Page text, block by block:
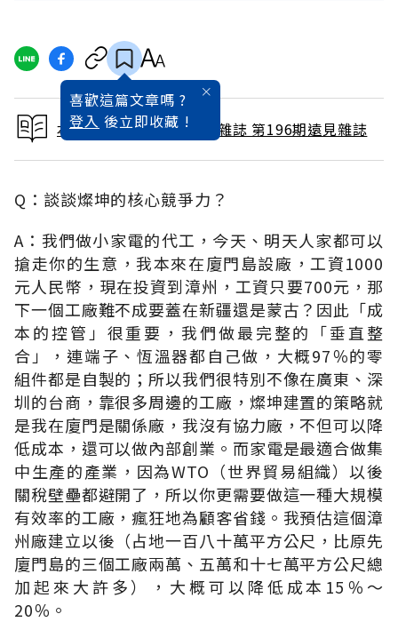
喜歡這篇文章嗎 ?
登入 後立即收藏 !
本文出自 2002 / 10月號雜誌 第196期遠見雜誌
Q：談談燦坤的核心競爭力？
A：我們做小家電的代工，今天、明天人家都可以
搶走你的生意，我本來在廈門島設廠，工資1000
元人民幣，現在投資到漳州，工資只要700元，那
下一個工廠難不成要蓋在新疆還是蒙古？因此「成
本的控管」很重要，我們做最完整的「垂直整
合」，連端子、恆溫器都自己做，大概97％的零
組件都是自製的；所以我們很特別不像在廣東、深
圳的台商，靠很多周邊的工廠，燦坤建置的策略就
是我在廈門是關係廠，我沒有協力廠，不但可以降
低成本，還可以做內部創業。而家電是最適合做集
中生產的產業，因為WTO（世界貿易組織）以後
關稅壁壘都避開了，所以你更需要做這一種大規模
有效率的工廠，瘋狂地為顧客省錢。我預估這個漳
州廠建立以後（占地一百八十萬平方公尺，比原先
廈門島的三個工廠兩萬、五萬和十七萬平方公尺總
加起來大許多），大概可以降低成本15％～
20％。